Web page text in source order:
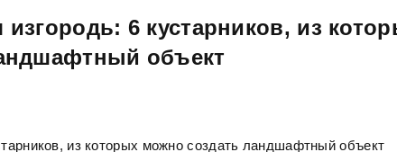
6 кустарников, из
объект